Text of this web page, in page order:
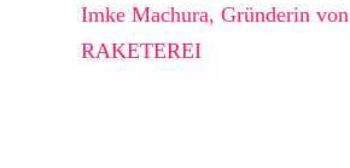
Imke Machura, Gründerin von
RAKETEREI